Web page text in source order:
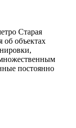
Старая
об объектах
постоянно